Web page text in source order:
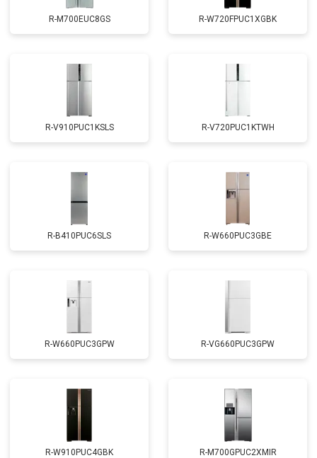
R-M700EUC8GS R-W720FPUC1XGBK
R-V910PUC1KSLS R-V720PUC1KTWH
R-B410PUC6SLS R-W660PUC3GBE
R-W660PUC3GPW R-VG660PUC3GPW
R-W910PUC4GBK R-M700GPUC2XMIR